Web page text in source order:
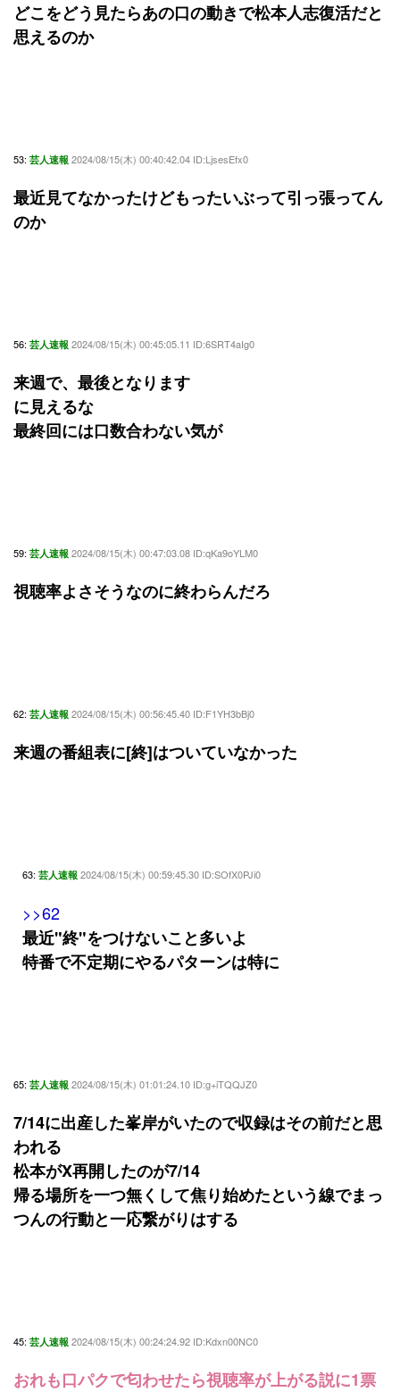
どこをどう見たらあの口の動きで松本人志復活だと
思えるのか
53: 芸人速報 2024/08/15(木) 00:40:42.04 ID:LjsesEfx0
最近見てなかったけどもったいぶって引っ張ってん
のか
56: 芸人速報 2024/08/15(木) 00:45:05.11 ID:6SRT4aIg0
来週で、最後となります
に見えるな
最終回には口数合わない気が
59: 芸人速報 2024/08/15(木) 00:47:03.08 ID:qKa9oYLM0
視聴率よさそうなのに終わらんだろ
62: 芸人速報 2024/08/15(木) 00:56:45.40 ID:F1YH3bBj0
来週の番組表に[終]はついていなかった
63: 芸人速報 2024/08/15(木) 00:59:45.30 ID:SOfX0PJi0
>>62
最近"終"をつけないこと多いよ
特番で不定期にやるパターンは特に
65: 芸人速報 2024/08/15(木) 01:01:24.10 ID:g+iTQQJZ0
7/14に出産した峯岸がいたので収録はその前だと思
われる
松本がX再開したのが7/14
帰る場所を一つ無くして焦り始めたという線でまっ
つんの行動と一応繋がりはする
45: 芸人速報 2024/08/15(木) 00:24:24.92 ID:Kdxn00NC0
おれも口パクで匂わせたら視聴率が上がる説に1票